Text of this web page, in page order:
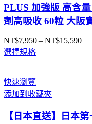
PLUS 加強版 高含
劑高吸收 60粒 大阪
NT$7,950 – NT$15,590價
選擇規格
快速瀏覽
添加到收藏夾
【日本直送】日本